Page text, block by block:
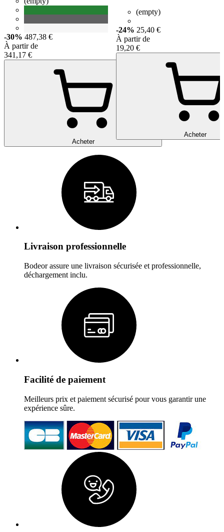
-30% 487,38 €
À partir de
341,17 €
Acheter
(empty)
-24% 25,40 €
À partir de
19,20 €
Acheter
Livraison professionnelle
Bodeor assure une livraison sécurisée et professionnelle,
déchargement inclu.
Facilité de paiement
Meilleurs prix et paiement sécurisé pour vous garantir une
expérience sûre.